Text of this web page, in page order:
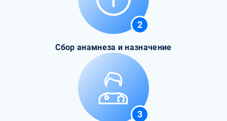
2
Сбор анамнеза и назначение
3